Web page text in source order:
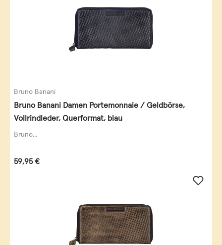
Bruno Banani
Bruno Banani Damen Portemonnaie / Geldbörse,
Vollrindleder, Querformat, blau
Bruno...
Regulärer Preis:
59,95 €